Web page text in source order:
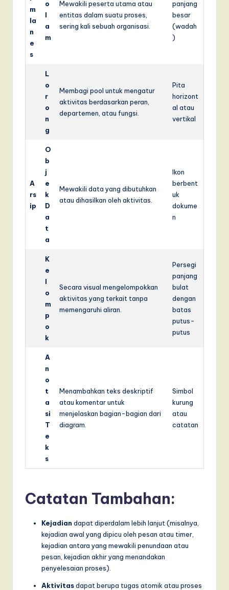
m
la
n
e
s
o
l
a
m
Mewakili peserta utama atau
entitas dalam suatu proses,
sering kali sebuah organisasi.
panjang
besar
(wadah
)
L
o
r
o
n
g
Membagi pool untuk mengatur
aktivitas berdasarkan peran,
departemen, atau fungsi.
Pita
horizont
al atau
vertikal
A
rs
ip
O
b
j
e
k
D
a
t
a
Mewakili data yang dibutuhkan
atau dihasilkan oleh aktivitas.
Ikon
berbent
uk
dokume
n
K
e
l
o
m
p
o
k
Secara visual mengelompokkan
aktivitas yang terkait tanpa
memengaruhi aliran.
Persegi
panjang
bulat
dengan
batas
putus-
putus
A
n
o
t
a
si
T
e
k
s
Menambahkan teks deskriptif
atau komentar untuk
menjelaskan bagian-bagian dari
diagram.
Simbol
kurung
atau
catatan
Catatan Tambahan:
Kejadian dapat diperdalam lebih lanjut (misalnya,
kejadian awal yang dipicu oleh pesan atau timer,
kejadian antara yang mewakili penundaan atau
pesan, kejadian akhir yang menandakan
penyelesaian proses).
Aktivitasdapat berupa tugas atomik atau proses